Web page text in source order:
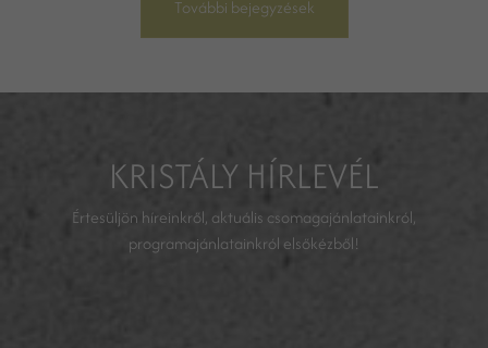
További bejegyzések
KRISTÁLY HÍRLEVÉL
Értesüljön híreinkről, aktuális csomagajánlatainkról,
programajánlatainkról elsőkézből!